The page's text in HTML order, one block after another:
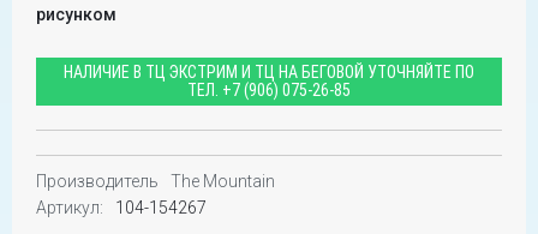
рисунком
НАЛИЧИЕ В ТЦ ЭКСТРИМ И ТЦ НА БЕГОВОЙ УТОЧНЯЙТЕ ПО
ТЕЛ. +7 (906) 075-26-85
Производитель
The Mountain
Артикул:
104-154267